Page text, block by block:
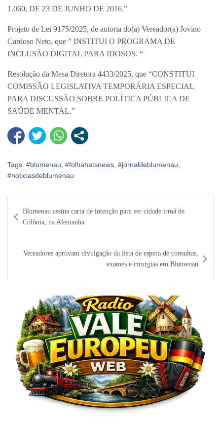
1.060, DE 23 DE JUNHO DE 2016.”
Projeto de Lei 9175/2025, de autoria do(a) Vereador(a) Jovino
Cardoso Neto, que ” INSTITUI O PROGRAMA DE
INCLUSÃO DIGITAL PARA IDOSOS. “
Resolução da Mesa Diretora 4433/2025, que “CONSTITUI
COMISSÃO LEGISLATIVA TEMPORÁRIA ESPECIAL
PARA DISCUSSÃO SOBRE POLÍTICA PÚBLICA DE
SAÚDE MENTAL.”
Tags: #blumenau, #folhahatsnews, #jornaldeblumenau,
#noticiasdeblumenau
de
Post
Blumenau assina carta de intenção para ser cidade irmã de
Colônia, na Alemanha
Vereadores aprovam divulgação da lista de espera de consultas,
exames e cirurgias em Blumenau